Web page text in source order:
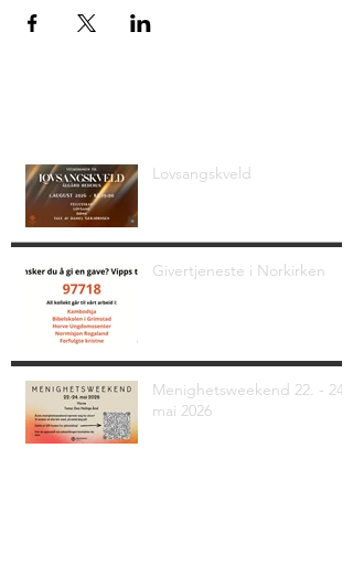
Lovsangskveld
Givertjeneste i Norkirken
Menighetsweekend 22. - 24.
mai 2026